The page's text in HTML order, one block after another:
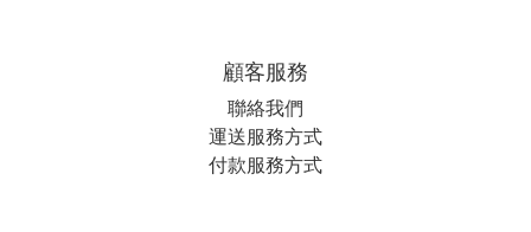
顧客服務
聯絡我們
運送服務方式
付款服務方式